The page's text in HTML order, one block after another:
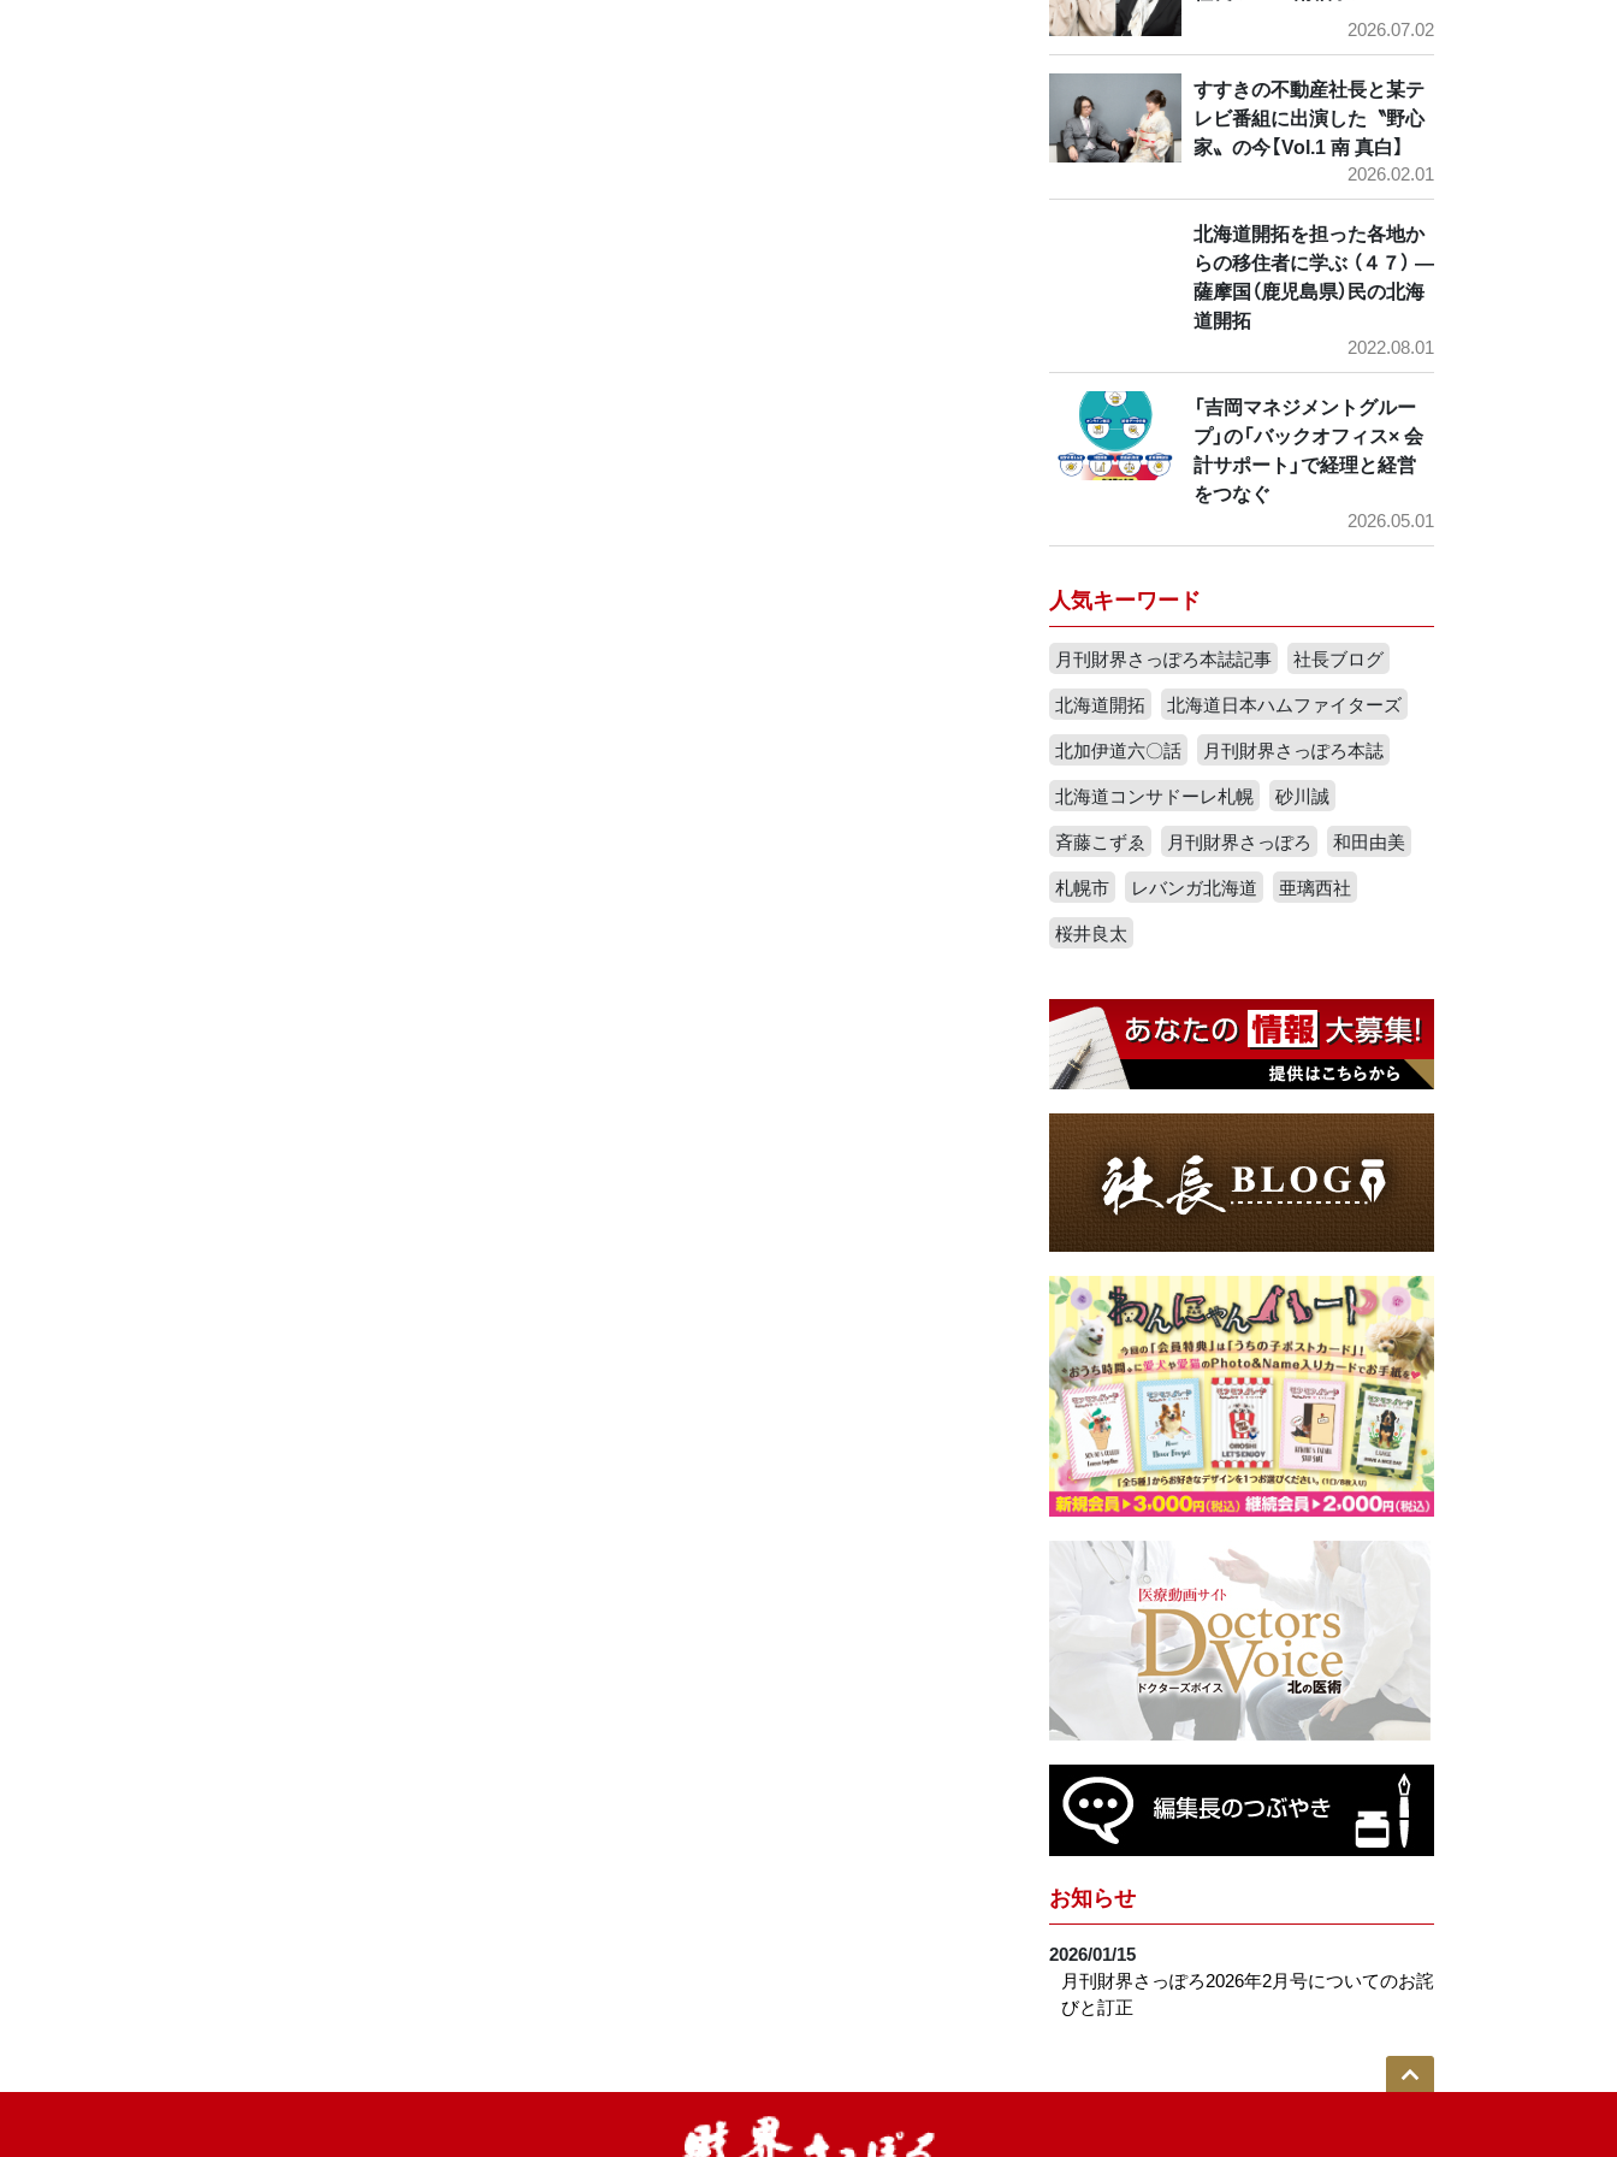
2026.07.02
すすきの不動産社長と某テ
レビ番組に出演した〝野心
家〟の今【Vol.1 南 真白】
2026.02.01
北海道開拓を担った各地か
らの移住者に学ぶ （４７） ―
薩摩国（鹿児島県）民の北海
道開拓
2022.08.01
「吉岡マネジメントグルー
プ」の「バックオフィス× 会
計サポート」で経理と経営
をつなぐ
2026.05.01
人気キーワード
月刊財界さっぽろ本誌記事
社長ブログ
北海道開拓
北海道日本ハムファイターズ
北加伊道六〇話
月刊財界さっぽろ本誌
北海道コンサドーレ札幌
砂川誠
斉藤こずゑ
月刊財界さっぽろ
和田由美
札幌市
レバンガ北海道
亜璃西社
桜井良太
お知らせ
2026/01/15
月刊財界さっぽろ2026年2月号についてのお詫
びと訂正